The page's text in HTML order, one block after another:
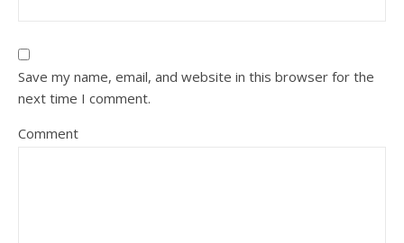
Save my name, email, and website in this browser for the
next time I comment.
Comment